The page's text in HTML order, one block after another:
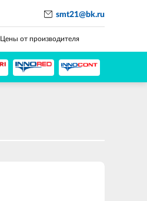
Цены от производителя
smt21@bk.ru